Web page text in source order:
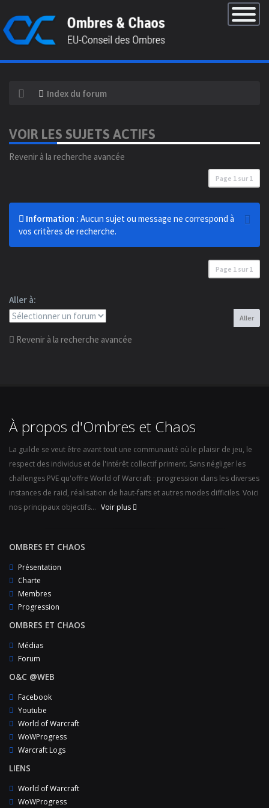
Basculer
la
×
Index du forum
VOIR LES SUJETS ACTIFS
Revenir à la recherche avancée
Page 1 sur 1
Information : Aucun sujet ou message ne correspond à
vos critères de recherche.
Page 1 sur 1
Aller à:
Aller
Revenir à la recherche avancée
À propos d'Ombres et Chaos
La guilde se veut être avant tout une communauté où le plaisir de jeu, le
respect des individus et de l'intérêt collectif priment. Sans négliger les
challenges PVE qu'offre World of Warcraft : progression dans les diverses
instances de raid, réalisation de haut-faits et autres modes difficiles. Voici
nos principaux objectifs... Voir plus
OMBRES ET CHAOS
Présentation
Charte
Membres
Progression
OMBRES ET CHAOS
Médias
Forum
O&C @WEB
Facebook
Youtube
World of Warcraft
WoWProgress
Warcraft Logs
LIENS
World of Warcraft
WoWProgress